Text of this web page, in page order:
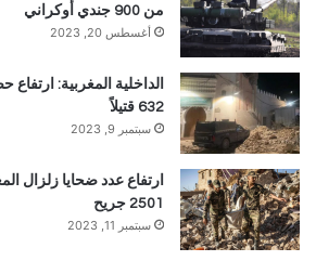
من 900 جندي أوكراني
أغسطس 20, 2023
الداخلية المغربية:
632 قتيلاً
سبتمبر 9, 2023
2501 جريح
سبتمبر 11, 2023